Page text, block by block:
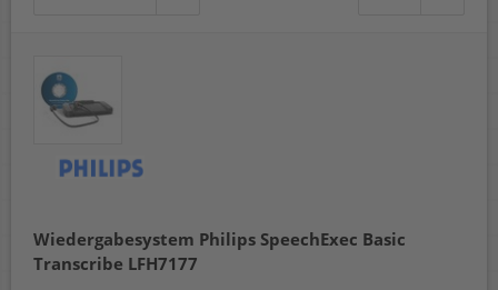
Wiedergabesystem Philips SpeechExec Basic
Transcribe LFH7177